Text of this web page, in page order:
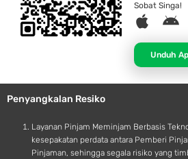
Sobat Singa!
A
p
l
e
A
d
r
o
d
Unduh
Penyangkalan Resiko
Layanan Pinjam Meminjam Berbasis
kesepakatan perdata antara Pemberi
Pinjaman, sehingga segala risiko yang